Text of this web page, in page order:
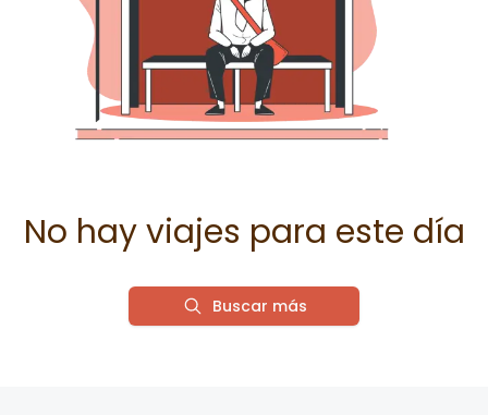
No hay viajes para este día
Buscar más